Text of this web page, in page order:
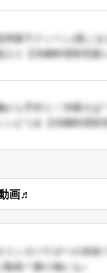
球菓子クンペン(黒ご
入り【沖縄料理研究家
から手作り！沖縄そば
レシピつき【沖縄料理研
画♬
リンガパウダーの米粉
ピ動画＊贈り物にも♪